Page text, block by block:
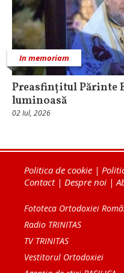
In memoriam
Preasfințitul Părinte
luminoasă
02 Iul, 2026
Politica de cookie |
Contact| Despre noi |
Fototeca Ortodoxiei
Radio TRINITAS
TV TRINITAS
Vestitorul Ortodoxiei